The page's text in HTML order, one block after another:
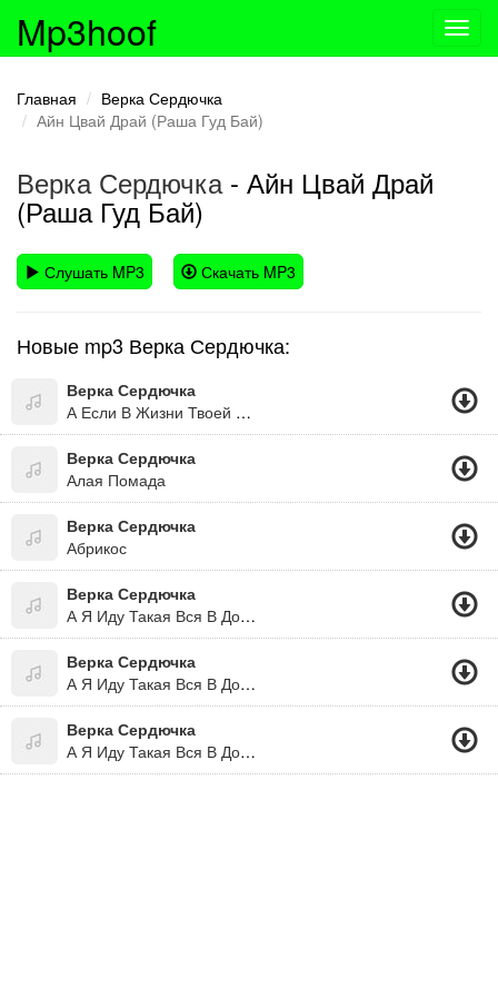
Mp3hoof
Главная
Верка Сердючка
Айн Цвай Драй (Раша Гуд Бай)
Верка Сердючка- Айн Цвай Драй
(Раша Гуд Бай)
Слушать MP3 Скачать MP3
Новые mp3 Верка Сердючка:
Верка Сердючка
А Если В Жизни Твоей Чёрная Полоса, То Будет В Жизни Твоей И Белая Полоса. А Если Дождь С Утра Не По Заказу, Как Всегда, Знать После Дождичка Всегда Сонечко Бува! =))))))))))))))))))))((Дуже Оптимістична Пісня)
Верка Сердючка
Алая Помада
Верка Сердючка
Абрикос
Верка Сердючка
А Я Иду Такая Вся В Дольче&габана .
Верка Сердючка
А Я Иду Такая Вся В Дольче Габбана!!!! :)))
Верка Сердючка
А Я Иду Такая Вся В Дольче & Габана...))))